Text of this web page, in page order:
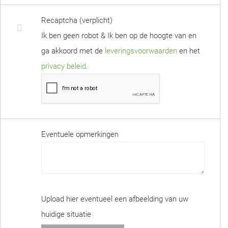
Recaptcha (verplicht)
Ik ben geen robot & Ik ben op de hoogte van en
ga akkoord met de leveringsvoorwaarden en het
privacy beleid.
Eventuele opmerkingen
Upload hier eventueel een afbeelding van uw
huidige situatie